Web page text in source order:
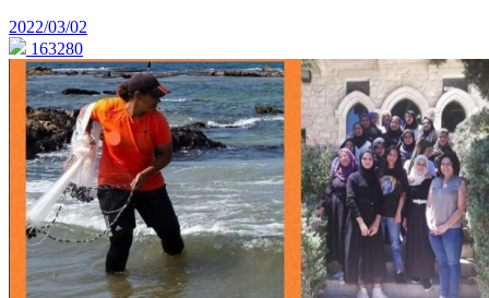
2022/03/02
163280